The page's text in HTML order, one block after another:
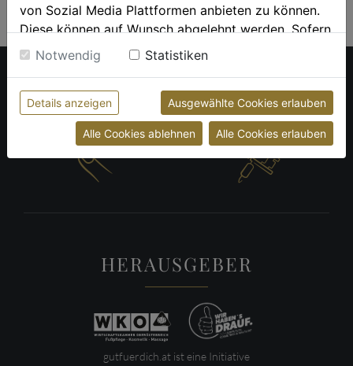
 



HERAUSGEBER
gutfuerdich.at ist eine Initiative
von Sozial Media Plattformen anbieten zu können.
Diese können auf Wunsch abgelehnt werden. Sofern
sie unsere Webseite weiter nutzen, geben Sie
Einwilligung zu unseren Cookies.
Datenschutzerklärung
bzw. imImpressum
Notwendig Statistiken
Details anzeigen Ausgewählte Cookies erlauben
Alle Cookies ablehnen Alle Cookies erlauben